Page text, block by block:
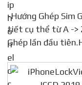
-Hướng Ghép Sim Ghép 4G Tự động và thủ công chi
tiết cụ thể từ A ->
Ghép lần đầu